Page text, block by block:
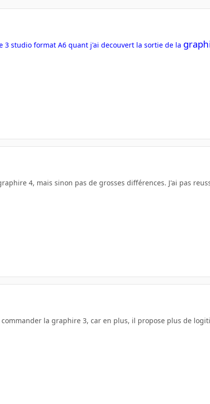
3 studio format A6 quant j'ai decouvert la sortie de la
4, mais sinon pas de grosses différences. J'ai pas
la graphire 3, car en plus, il propose plus de